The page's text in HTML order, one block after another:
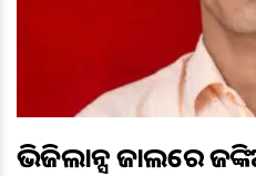
ଭିଜିଲାନ୍ସ ଜାଲରେ